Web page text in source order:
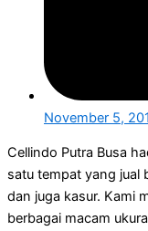
November 5,
Cellindo Putra Busa
satu tempat yang jual
dan juga kasur. Kami
berbagai macam